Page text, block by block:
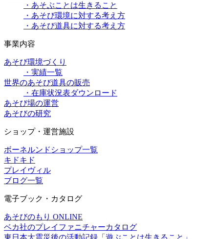
・あそぶことは生きること
・あそび環境に対する考え方
・あそび道具に対する考え方
事業内容
あそび環境づくり
・実績一覧
世界のあそび道具の販売
・在庫状況表ダウンロード
あそび場の運営
あそびの研究
ショップ・運営施設
ボーネルンドショップ一覧
キドキド
プレイヴィル
ブログ一覧
電子ブック・カタログ
あそびのもり ONLINE
ベカ社のプレイファニチャーカタログ